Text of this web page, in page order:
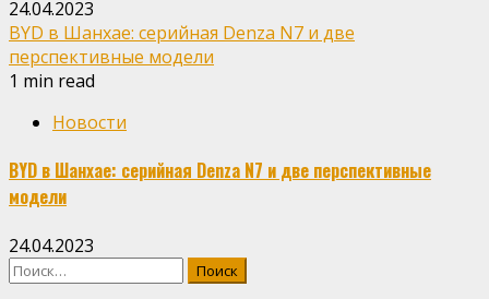
24.04.2023
BYD в Шанхае: серийная Denza N7 и две
перспективные модели
1 min read
Новости
BYD в Шанхае: серийная Denza N7 и две перспективные
модели
24.04.2023
Найти: